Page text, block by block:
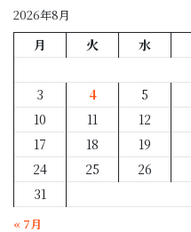
2026年8月
月 火 水
3
4 5
10
11 12
17
18 19
24
25 26
31
« 7月